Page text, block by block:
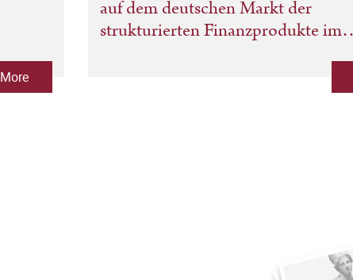
More
auf dem deutschen Markt der
strukturierten Finanzprodukte im